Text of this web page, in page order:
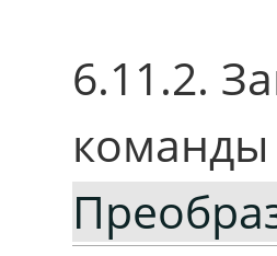
6.11.2.
команды